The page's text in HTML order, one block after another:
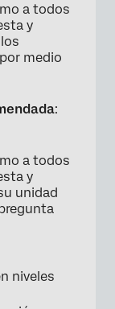
a todos
y
medio
:
a todos
y
unidad
niveles